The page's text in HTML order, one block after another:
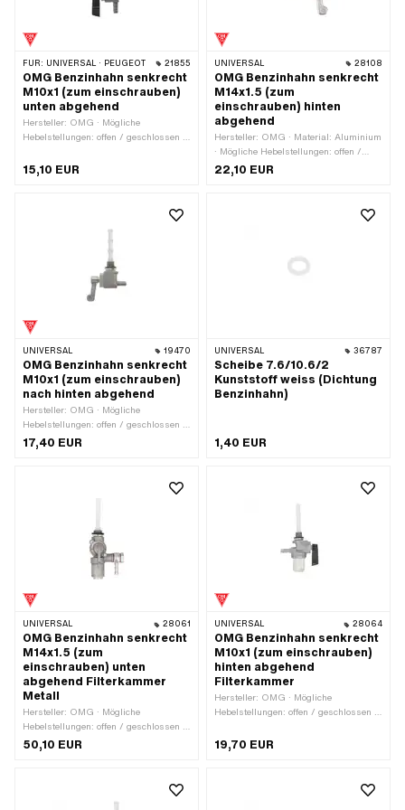
FÜR: UNIVERSAL · PEUGEOT 21855
OMG Benzinhahn senkrecht
M10x1 (zum einschrauben)
unten abgehend
Hersteller: OMG · Mögliche
Hebelstellungen: offen / geschlossen /
Filterart: Kunststoffnetz · Ø
Benzinschlauchanschluss: 6 mm ·
Befestigungsart: einschrauben
(Gewinde) · Gewindeart: MF10x1
(Feingewinde) · Höhe Reservestand:
15,10 EUR
UNIVERSAL 28108
OMG Benzinhahn senkrecht
M14x1.5 (zum
einschrauben) hinten
abgehend
Hersteller: OMG · Material: Aluminium
· Mögliche Hebelstellungen: offen /
geschlossen / Reserve · Material
Hebel: Aluminium · Filterart:
senkrecht / vertikal · Auslassrichtung:
hinten · Reserverohrform: gerade · Ø
Gewindeart: MF14x1.5 (Feingewinde) ·
22,10 EUR
UNIVERSAL 19470
OMG Benzinhahn senkrecht
M10x1 (zum einschrauben)
nach hinten abgehend
Hersteller: OMG · Mögliche
Hebelstellungen: offen / geschlossen /
Reserve · Material Hebel: Metall ·
Filterart: Kunststoffnetz · Ø
Einbaurichtung: senkrecht / vertikal ·
Befestigungsart: einschrauben
(Gewinde) · Gewindeart: MF10x1
(Feingewinde) · Höhe Reservestand:
17,40 EUR
UNIVERSAL 36787
Scheibe 7.6/10.6/2
Kunststoff weiss (Dichtung
Benzinhahn)
1,40 EUR
UNIVERSAL 28061
OMG Benzinhahn senkrecht
M14x1.5 (zum
einschrauben) unten
abgehend Filterkammer
Metall
Hersteller: OMG · Mögliche
Hebelstellungen: offen / geschlossen /
Reserve · Material Hebel: Metall ·
Filterart: Kasten · Ø
Einbaurichtung: senkrecht / vertikal ·
50,10 EUR
UNIVERSAL 28064
OMG Benzinhahn senkrecht
M10x1 (zum einschrauben)
hinten abgehend
Filterkammer
Hersteller: OMG · Mögliche
Hebelstellungen: offen / geschlossen /
Filterart: Kunststoffnetz ·
Einbaurichtung: senkrecht / vertikal ·
Benzinschlauchanschluss: 6 mm ·
19,70 EUR